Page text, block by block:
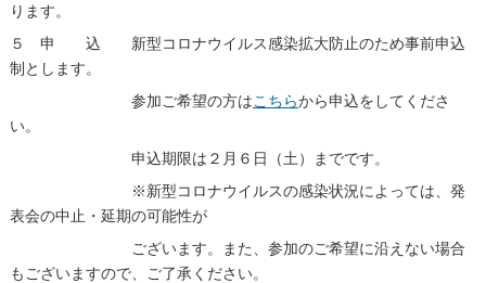
ります。
５ 申 込 新型コロナウイルス感染拡大防止のため事前申込
制とします。
参加ご希望の方はこちらから申込をしてくださ
い。
申込期限は２月６日（土）までです。
※新型コロナウイルスの感染状況によっては、発
表会の中止・延期の可能性が
ございます。また、参加のご希望に沿えない場合
もございますので、ご了承ください。